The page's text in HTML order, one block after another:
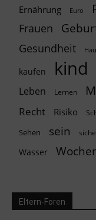
Ernährung Euro
Frauen
Gesundheit
kaufen kind
Leben Lernen
Recht Risiko
Sehen sein
Wasser
Eltern-Foren